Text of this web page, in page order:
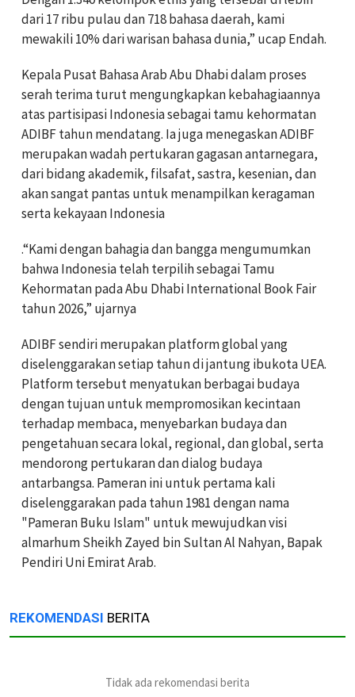
dari 17 ribu pulau dan 718 bahasa daerah, kami
mewakili 10% dari warisan bahasa dunia,” ucap Endah.
Kepala Pusat Bahasa Arab Abu Dhabi dalam proses
serah terima turut mengungkapkan kebahagiaannya
atas partisipasi Indonesia sebagai tamu kehormatan
ADIBF tahun mendatang. Ia juga menegaskan ADIBF
merupakan wadah pertukaran gagasan antarnegara,
dari bidang akademik, filsafat, sastra, kesenian, dan
akan sangat pantas untuk menampilkan keragaman
serta kekayaan Indonesia
.“Kami dengan bahagia dan bangga mengumumkan
bahwa Indonesia telah terpilih sebagai Tamu
Kehormatan pada Abu Dhabi International Book Fair
tahun 2026,” ujarnya
ADIBF sendiri merupakan platform global yang
diselenggarakan setiap tahun di jantung ibukota UEA.
Platform tersebut menyatukan berbagai budaya
dengan tujuan untuk mempromosikan kecintaan
terhadap membaca, menyebarkan budaya dan
pengetahuan secara lokal, regional, dan global, serta
mendorong pertukaran dan dialog budaya
antarbangsa. Pameran ini untuk pertama kali
diselenggarakan pada tahun 1981 dengan nama
"Pameran Buku Islam" untuk mewujudkan visi
almarhum Sheikh Zayed bin Sultan Al Nahyan, Bapak
Pendiri Uni Emirat Arab.
REKOMENDASI BERITA
Tidak ada rekomendasi berita